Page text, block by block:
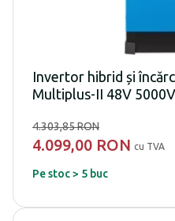
Invertor hibrid și
Multiplus-II 48V
4.303,85 RON
4.099,00 RON cu TVA
Pe stoc > 5 buc